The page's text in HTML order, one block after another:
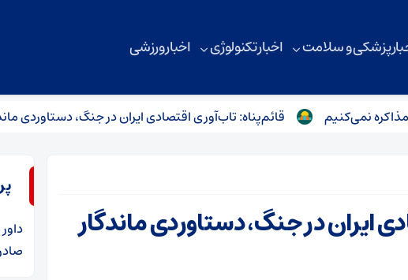
پزشکی و سلامت اخبار تکنولوژی اخبار ورزشی
قائم‌پناه: تاب‌آوری اقتصادی ایران در جنگ، دستاوردی ماندگار است
ایران در جنگ، دستاوردی ماندگار
داور